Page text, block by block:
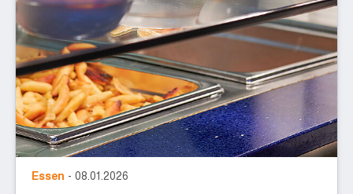
Essen - 08.01.2026